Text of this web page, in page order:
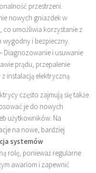
przestrzeni.
nowych gniazdek w
umożliwia korzystanie z
i bezpieczny.
Diagnozowanie i usuwanie
prądu, przepalenie
instalacją elektryczną.
często zajmują się także
je do nowych
użytkowników. Na
na nowe, bardziej
systemów
rolę, ponieważ regularne
awariom i zapewnić